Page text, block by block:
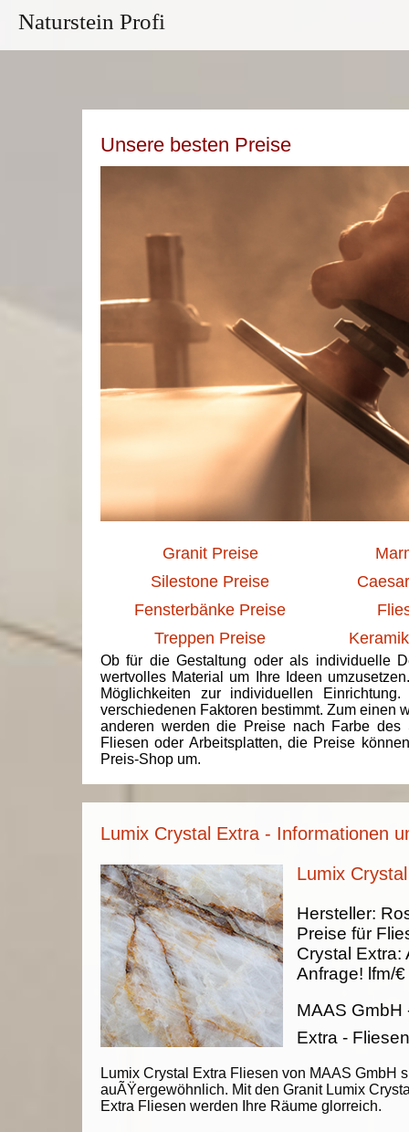
Naturstein Profi
Unsere besten Preise
Granit Preise
Silestone Preise
Fensterbänke Preise
Treppen Preise
Ob für die Gestaltung oder als individuelle
wertvolles Material um Ihre Ideen
Möglichkeiten zur individuellen
verschiedenen Faktoren bestimmt. Zum einen
anderen werden die Preise nach Farbe des
Fliesen oder Arbeitsplatten, die Preise
Preis-Shop um.
Lumix Crystal Extra - Informationen
Lumix
Lumix Crystal Extra Fliesen von MAAS GmbH
auÃŸergewöhnlich. Mit den Granit Lumix
Extra Fliesen werden Ihre Räume glorreich.
Hersteller:
Preise für
Crystal Extra:
Anfrage! lfm/€
MAAS GmbH
Extra - Fliesen